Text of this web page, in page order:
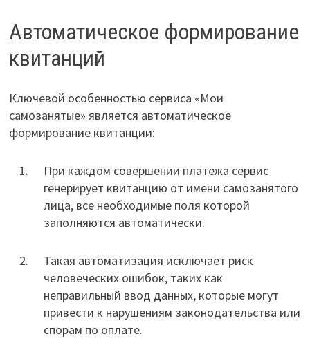
Автоматическое формирование
квитанций
Ключевой особенностью сервиса «Мои
самозанятые» является автоматическое
формирование квитанции:
При каждом совершении платежа сервис
генерирует квитанцию от имени самозанятого
лица, все необходимые поля которой
заполняются автоматически.
Такая автоматизация исключает риск
человеческих ошибок, таких как
неправильный ввод данных, которые могут
привести к нарушениям законодательства или
спорам по оплате.